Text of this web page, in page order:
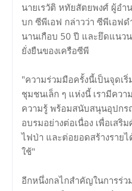
นายเรวัติ หทัยสัตยพงศ์ ผู้อำ
บก ซีพีเอฟ กล่าวว่า ซีพีเอฟ
นานเกือบ 50 ปี และยึดแนว
ยั่งยืนของเครือซีพี
"ความร่วมมือครั้งนี้เป็นจุดเ
ชุมชนเล็ก ๆ แห่งนี้ เรามีคว
ความรู้ พร้อมสนับสนุนอุปกร
อบรมอย่างต่อเนื่อง เพื่อเส
ไฟป่า และต่อยอดสร้างราย
ใช้"
อีกหนึ่งกลไกสำคัญในการร่